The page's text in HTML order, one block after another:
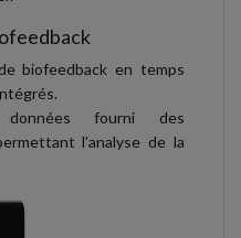
biofeedback en temps
données fourni des
l’analyse de la